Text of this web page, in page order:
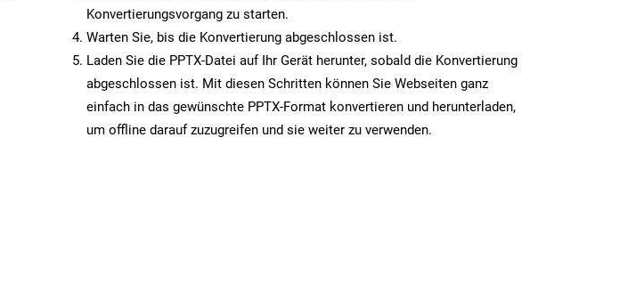
Konvertierungsvorgang zu starten.
Warten Sie, bis die Konvertierung abgeschlossen ist.
Laden Sie die PPTX-Datei auf Ihr Gerät herunter, sobald die Konvertierung
abgeschlossen ist. Mit diesen Schritten können Sie Webseiten ganz
einfach in das gewünschte PPTX-Format konvertieren und herunterladen,
um offline darauf zuzugreifen und sie weiter zu verwenden.